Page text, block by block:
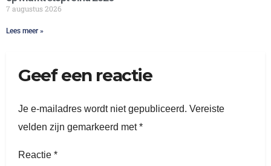
7 augustus 2026
Lees meer »
Geef een reactie
Je e-mailadres wordt niet gepubliceerd. Vereiste
velden zijn gemarkeerd met*
Reactie *